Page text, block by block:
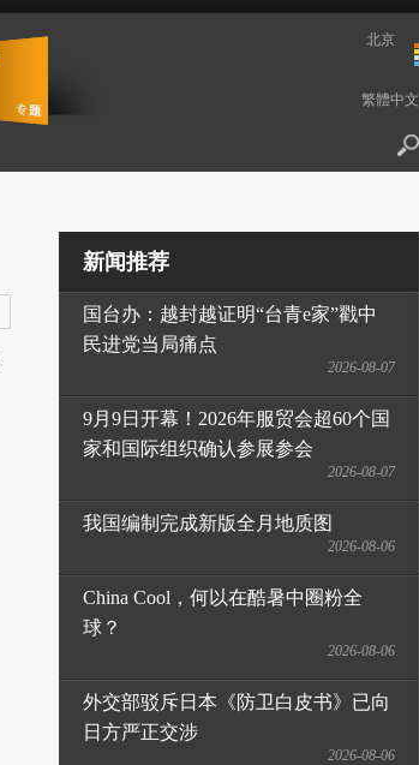
北京
繁體中文
新闻推荐
国台办：越封越证明“台青e家”戳中
民进党当局痛点
2026-08-07
9月9日开幕！2026年服贸会超60个国
家和国际组织确认参展参会
2026-08-07
我国编制完成新版全月地质图
2026-08-06
China Cool，何以在酷暑中圈粉全
球？
2026-08-06
外交部驳斥日本《防卫白皮书》已向
日方严正交涉
2026-08-06